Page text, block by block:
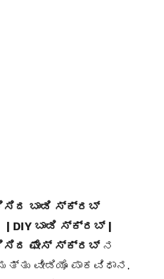
ಬಾಡಿ ಸ್ಕ್ರಬ್
| DIY ಬಾಡಿ ಸ್ಕ್ರಬ್ |
ಫೇಸ್ ಸ್ಕ್ರಬ್ ನ
ವೀಡಿಯೊ ಪಾಕವಿಧಾನ.